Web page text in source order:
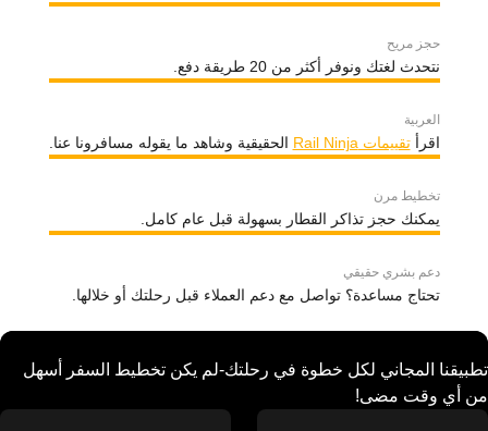
حجز مريح
نتحدث لغتك ونوفر أكثر من 20 طريقة دفع.
العربية
اقرأتقييمات Rail Ninja الحقيقية وشاهد ما يقوله مسافرونا عنا.
تخطيط مرن
يمكنك حجز تذاكر القطار بسهولة قبل عام كامل.
دعم بشري حقيقي
تحتاج مساعدة؟ تواصل مع دعم العملاء قبل رحلتك أو خلالها.
تطبيقنا المجاني لكل خطوة في رحلتك-لم يكن تخطيط السفر أسهل
من أي وقت مضى!